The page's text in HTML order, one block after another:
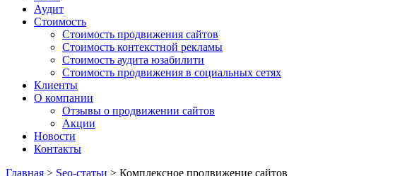
Аудит
Стоимость
Стоимость продвижения сайтов
Стоимость контекстной рекламы
Стоимость аудита юзабилити
Стоимость продвижения в социальных сетях
Клиенты
О компании
Отзывы о продвижении сайтов
Акции
Новости
Контакты
Главная > Seo-статьи > Комплексное продвижение сайтов